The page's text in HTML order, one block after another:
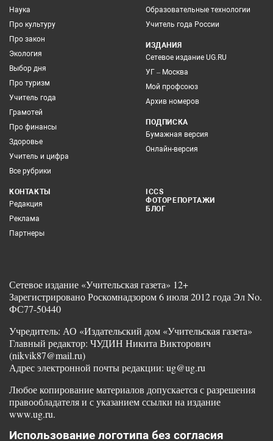
Наука
Про культуру
Про закон
Экология
Выбор дня
Про туризм
Учитель года
Грамотей
Про финансы
Здоровье
Учитель и цифра
Все рубрики
Образовательные технологии
Учитель года России
ИЗДАНИЯ
Сетевое издание UG.RU
УГ – Москва
Мой профсоюз
Архив номеров
ПОДПИСКА
Бумажная версия
Онлайн-версия
КОНТАКТЫ
Редакция
Реклама
Партнеры
ICCS
ФОТОРЕПОРТАЖИ
БЛОГ
Сетевое издание «Учительская газета» 12+
Зарегистрировано Роскомнадзором 6 июля 2012 года Эл No.
ФС77-50440
Учредитель: АО «Издательский дом «Учительская газета»
Главный редактор: ЧУДИН Никита Викторович
(nikvik87@mail.ru)
Адрес электронной почты редакции: ug@ug.ru
Любое копирование материалов допускается с разрешения
правообладателя и с указанием ссылки на издание
www.ug.ru.
Использование логотипа без согласия